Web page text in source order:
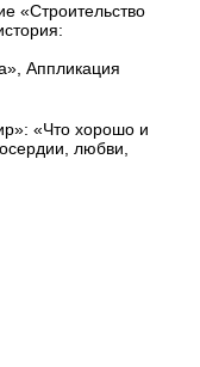
«Строительство
Аппликация
«Что хорошо и
любви,